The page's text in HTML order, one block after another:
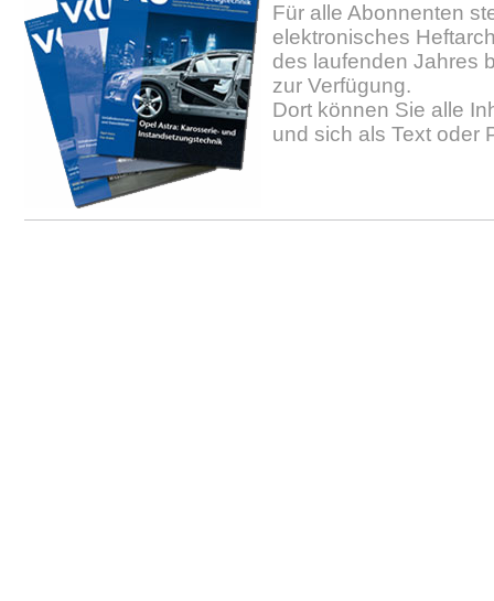
Für alle Abonnenten
elektronisches
des laufenden Jahres
zur Verfügung.
Dort können Sie alle
und sich als Text oder